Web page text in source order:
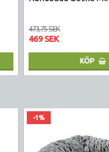
473,75 SEK
469 SEK
KÖP
-1%